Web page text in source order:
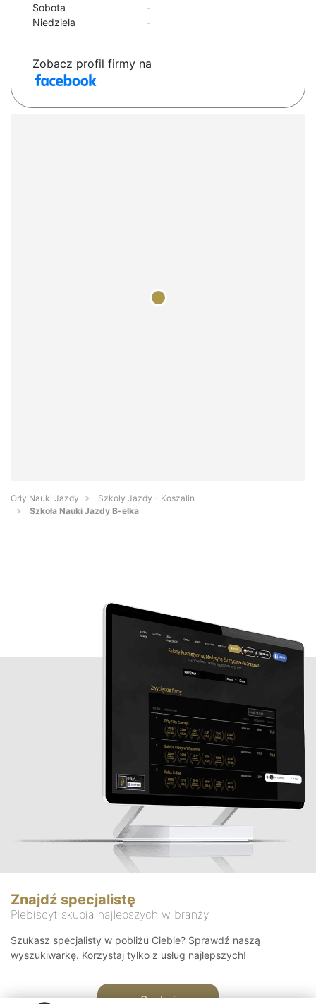
Sobota
-
Niedziela
-
Zobacz profil firmy na
Orły Nauki Jazdy
Szkoły Jazdy - Koszalin
Szkoła Nauki Jazdy B-elka
Znajdź specjalistę
Plebiscyt skupia najlepszych w branży
Szukasz specjalisty w pobliżu Ciebie? Sprawdź naszą
wyszukiwarkę. Korzystaj tylko z usług najlepszych!
Szukaj